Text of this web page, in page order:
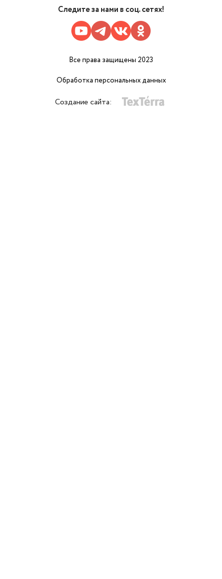
Следите за нами в соц. сетях!
Все права защищены 2023
Обработка персональных данных
Создание сайта: